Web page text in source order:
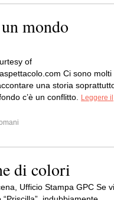
mondo
of
Ci sono molti
una storia
c’è un conflitto.
Leggere il
di colori
Ufficio Stampa GPC Se vi